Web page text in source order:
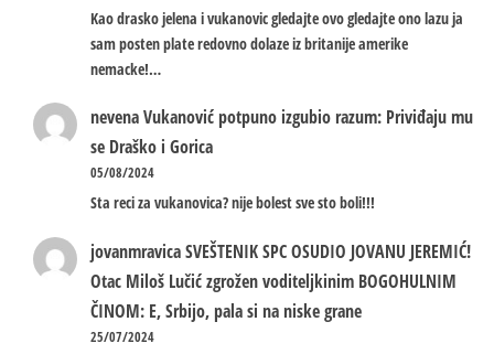
Kao drasko jelena i vukanovic gledajte ovo gledajte ono lazu ja
sam posten plate redovno dolaze iz britanije amerike
nemacke!…
nevenaVukanović potpuno izgubio razum: Priviđaju mu
se Draško i Gorica
05/08/2024
Sta reci za vukanovica? nije bolest sve sto boli!!!
jovanmravicaSVEŠTENIK SPC OSUDIO JOVANU JEREMIĆ!
Otac Miloš Lučić zgrožen voditeljkinim BOGOHULNIM
ČINOM: E, Srbijo, pala si na niske grane
25/07/2024